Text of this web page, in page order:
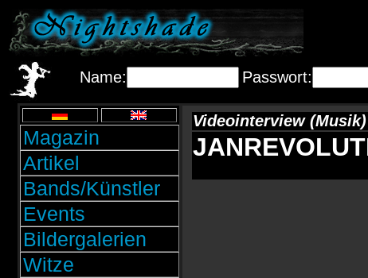
Name: Passwort:
Magazin
Artikel
Bands/Künstler
Events
Bildergalerien
Witze
Videointerview (Musik)